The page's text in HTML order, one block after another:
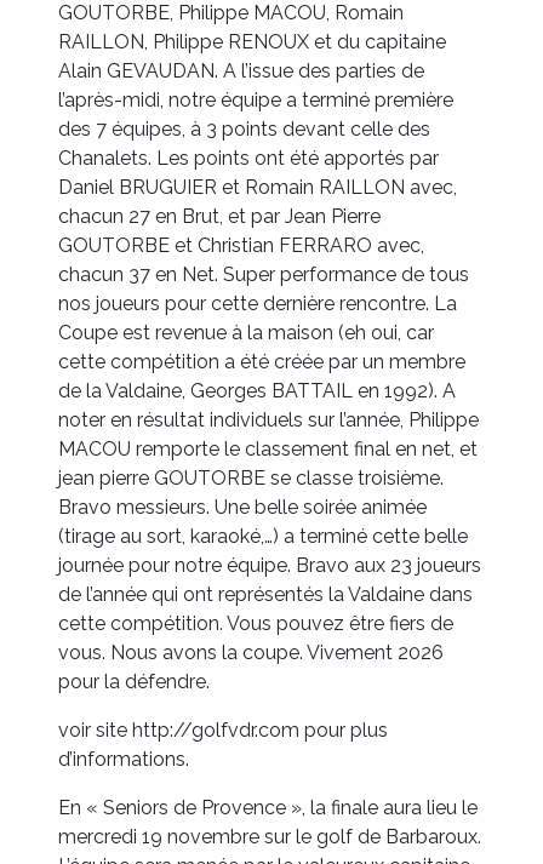
GOUTORBE, Philippe MACOU, Romain
RAILLON, Philippe RENOUX et du capitaine
Alain GEVAUDAN. A l’issue des parties de
l’après-midi, notre équipe a terminé première
des 7 équipes, à 3 points devant celle des
Chanalets. Les points ont été apportés par
Daniel BRUGUIER et Romain RAILLON avec,
chacun 27 en Brut, et par Jean Pierre
GOUTORBE et Christian FERRARO avec,
chacun 37 en Net. Super performance de tous
nos joueurs pour cette dernière rencontre. La
Coupe est revenue à la maison (eh oui, car
cette compétition a été créée par un membre
de la Valdaine, Georges BATTAIL en 1992). A
noter en résultat individuels sur l’année, Philippe
MACOU remporte le classement final en net, et
jean pierre GOUTORBE se classe troisième.
Bravo messieurs. Une belle soirée animée
(tirage au sort, karaoké,…) a terminé cette belle
journée pour notre équipe. Bravo aux 23 joueurs
de l’année qui ont représentés la Valdaine dans
cette compétition. Vous pouvez être fiers de
vous. Nous avons la coupe. Vivement 2026
pour la défendre.
voir site http://golfvdr.com pour plus
d’informations.
En « Seniors de Provence », la finale aura lieu le
mercredi 19 novembre sur le golf de Barbaroux.